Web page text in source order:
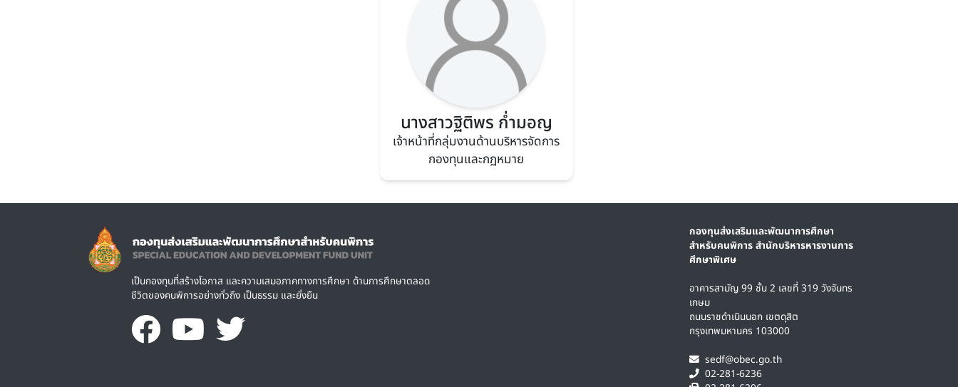
นางสาวฐิติพร ก่ำมอญ
เจ้าหน้าที่กลุ่มงานด้านบริหารจัดการ
กองทุนและกฏหมาย
Image
เป็นกองทุนที่สร้างโอกาส และความเสมอภาคทางการศึกษา ด้านการศึกษาตลอด
ชีวิตของคนพิการอย่างทั่วถึง เป็นธรรม และยั่งยืน
กองทุนส่งเสริมและพัฒนาการศึกษา
สำหรับคนพิการ สำนักบริหารหารงานการ
ศึกษาพิเศษ
อาคารสามัญ 99 ชั้น 2 เลขที่ 319 วังจันทร
เกษม
ถนนราชดำเนินนอก เขตดุสิต
กรุงเทพมหานคร 103000
sedf@obec.go.th
02-281-6236